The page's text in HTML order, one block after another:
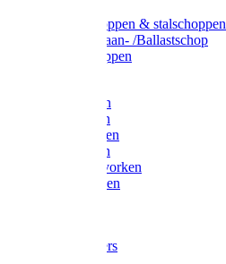
Ballastschoppen & stalschoppen
Slijtsrip Graan- /Ballastschop
Graanschoppen
Hooivorken
Mestvorken
Bietenvorken
Maisvorken
Aardappelvorken
Vijgenvorken
Tuinkrabbers